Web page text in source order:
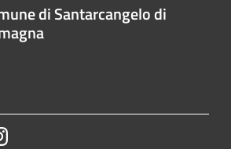
di Santarcangelo di
Instagram